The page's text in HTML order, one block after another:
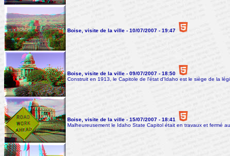
Boise, visite de la ville - 10/07/2007 - 19:47
Boise, visite de la ville - 09/07/2007 - 18:50
Construit en 1913, le Capitole de l'état d'Idaho est le siège de la
Boise, visite de la ville - 15/07/2007 - 18:41
Malheureusement le Idaho State Capitol était en travaux et fermé